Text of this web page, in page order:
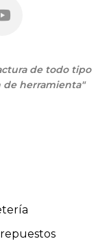
de todo tipo
de herramienta"